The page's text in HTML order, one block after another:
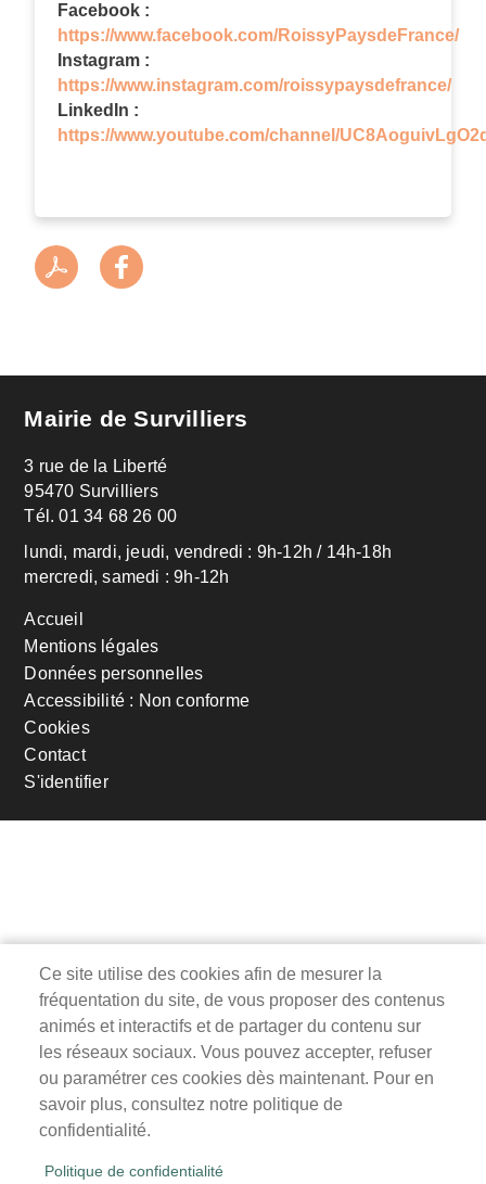
Facebook :
https://www.facebook.com/RoissyPaysdeFrance/
Instagram :
https://www.instagram.com/roissypaysdefrance/
LinkedIn :
https://www.youtube.com/channel/
Ce site utilise des cookies afin de mesurer la
fréquentation du site, de vous proposer des contenus
animés et interactifs et de partager du contenu sur
les réseaux sociaux. Vous pouvez accepter, refuser
ou paramétrer ces cookies dès maintenant. Pour en
savoir plus, consultez notre politique de
confidentialité.
Politique de confidentialité
Mairie de Survilliers
3 rue de la Liberté
95470 Survilliers
Tél. 01 34 68 26 00
lundi, mardi, jeudi, vendredi : 9h-12h / 14h-18h
mercredi, samedi : 9h-12h
Menu
Pied
de
page
Accueil
Mentions légales
Données personnelles
Accessibilité : Non conforme
Cookies
Contact
S'identifier